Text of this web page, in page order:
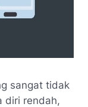
sangat tidak
diri rendah,